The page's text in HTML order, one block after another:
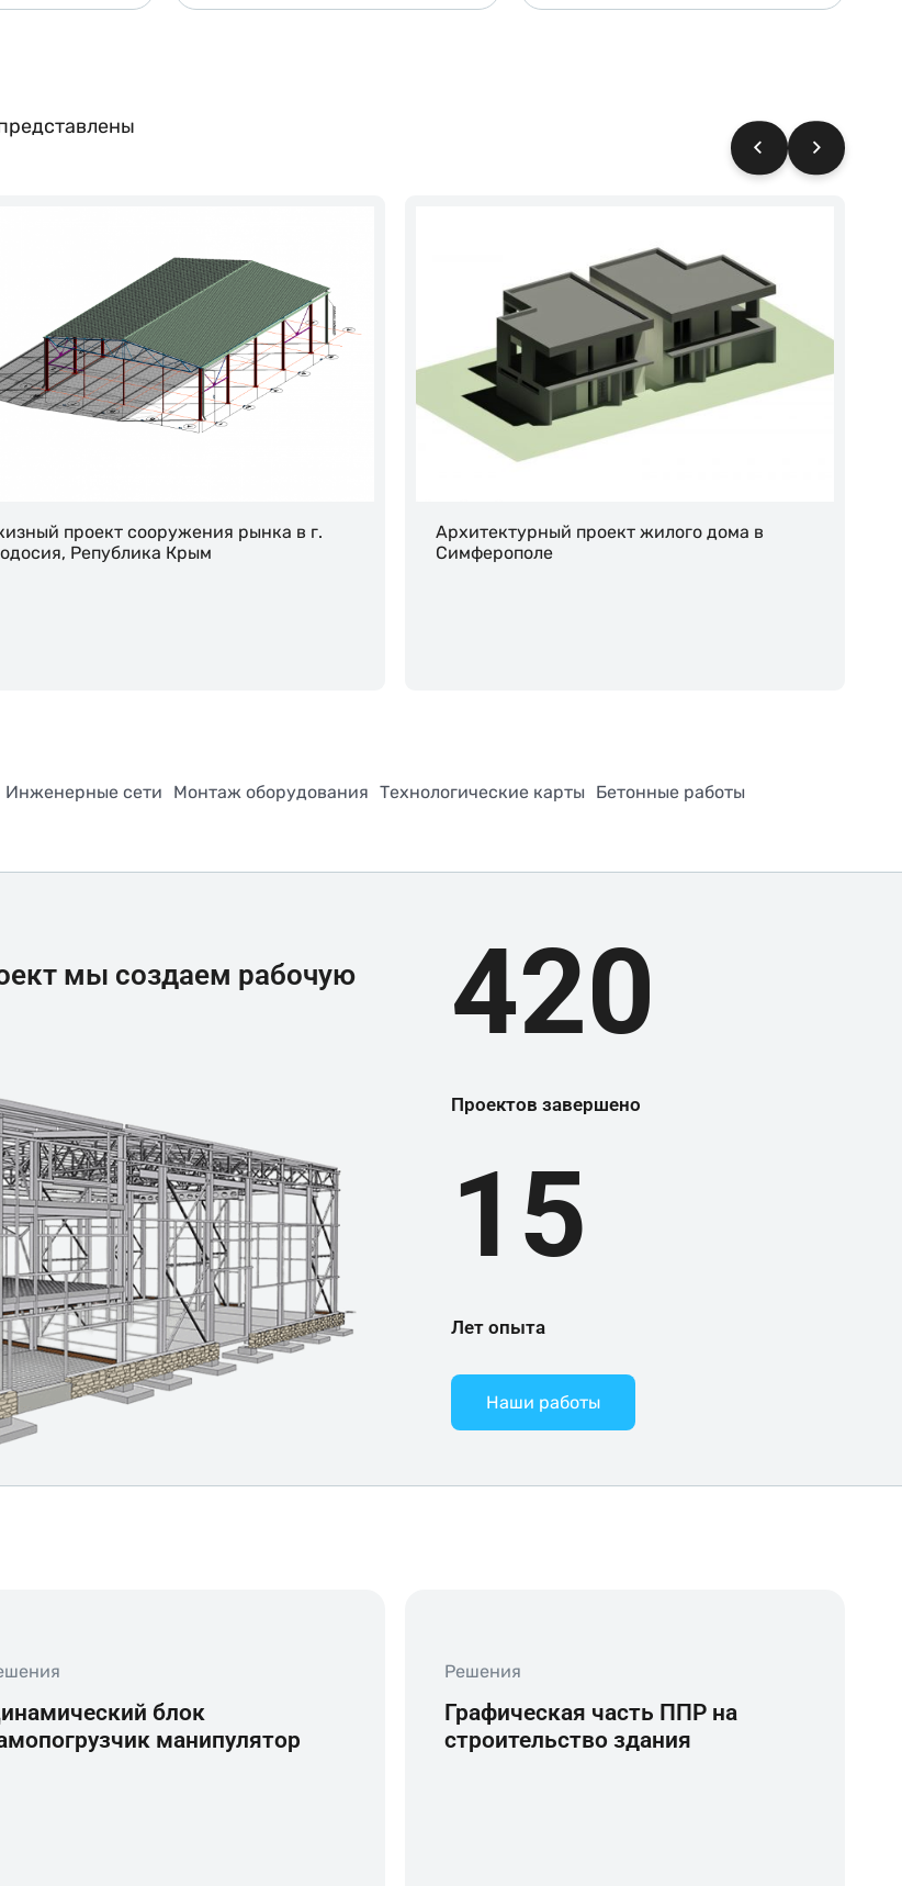
проект сооружения рынка в г.
Република Крым
Архитектурный проект жилого дома в
Симферополе
Инженерные сети Монтаж оборудования Технологические карты
Бетонные работы
мы создаем рабочую
420
Проектов завершено
15
Лет опыта
Наши работы
блок
манипулятор
Решения
Графическая часть ППР на
строительство здания